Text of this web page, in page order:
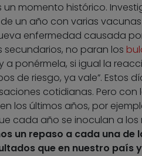
un momento histórico.
un año con varias
enfermedad causada
secundarios, no paran los
a ponérmela, si igual la
de riesgo, ya vale”. Estos
cotidianas. Pero
los últimos años, por
cada año se inoculan a los
un repaso a cada una
que en nuestro país